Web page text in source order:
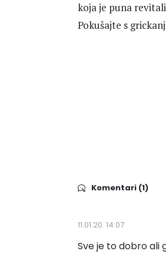
koja je puna
Pokušajte s
Komentari (1)
11.01.20. 14:07
Sve je to dobro ali